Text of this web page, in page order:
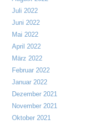
Juli 2022
Juni 2022
Mai 2022
April 2022
März 2022
Februar 2022
Januar 2022
Dezember 2021
November 2021
Oktober 2021